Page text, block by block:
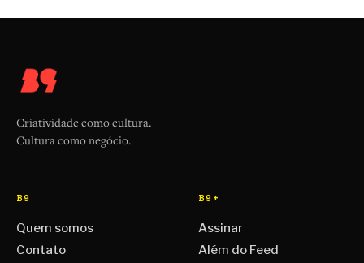
Criatividade como cultura.
Cultura como negócio.
B9
Quem somos
Contato
B9+
Assinar
Além do Feed